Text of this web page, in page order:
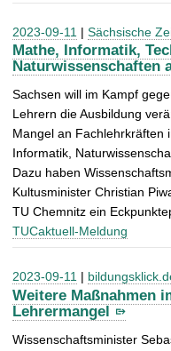
2023-09-11 | Sächsische
Mathe, Informatik,
Naturwissenschaften
Sachsen will im Kampf
Lehrern die Ausbildung
Mangel an Fachlehrkräften
Informatik,
Dazu haben
Kultusminister Christian
TU Chemnitz ein
TUCaktuell-Meldung
2023-09-11 |
Weitere Maßnahmen
Lehrermangel
Wissenschaftsminister